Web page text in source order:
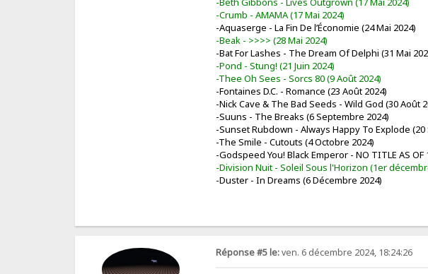
-Crumb - AMAMA (17 Mai 2024)
-Aquaserge - La Fin De l’Économie (24 Mai 2024)
-Beak - >>>> (28 Mai 2024)
-Bat For Lashes - The Dream Of Delphi (31 Mai
-Pond - Stung! (21 Juin 2024)
-Thee Oh Sees - Sorcs 80 (9 Août 2024)
-Fontaines D.C. - Romance (23 Août 2024)
-Nick Cave & The Bad Seeds - Wild God (30 Août
-Suuns - The Breaks (6 Septembre 2024)
-Sunset Rubdown - Always Happy To Explode
-The Smile - Cutouts (4 Octobre 2024)
-Godspeed You! Black Emperor - NO TITLE AS OF
-Division Nuit - Soleil Sous l'Horizon (1er
-Duster - In Dreams (6 Décembre 2024)
Réponse #5 le:ven. 6 décembre 2024, 18:24:26